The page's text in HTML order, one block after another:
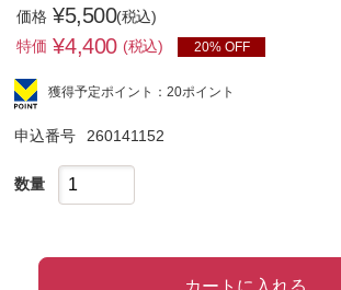
価格 ¥5,500(税込)
特価 ¥4,400 (税込) 20% OFF
獲得予定ポイント：20ポイント
申込番号 260141152
数量
カートに入れる